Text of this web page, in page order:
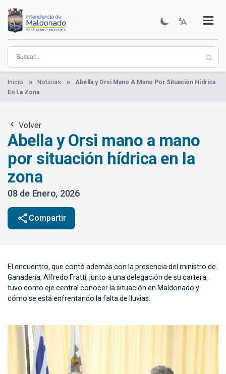
contenido
principal
Institucional
Municipios
Descubre Maldonado
Comunicación
Servicios
Guía De Trámites
Ver Noticias
Inicio Noticias
Abella y Orsi Mano A Mano Por Situación Hídrica
En La Zona
Volver
Abella y Orsi mano a mano
por situación hídrica en la
zona
08 de Enero, 2026
share Compartir
El encuentro, que contó además con la presencia del ministro de
Ganadería, Alfredo Fratti, junto a una delegación de su cartera,
tuvo como eje central conocer la situación en Maldonado y
cómo se está enfrentando la falta de lluvias.